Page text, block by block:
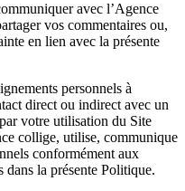
avec l’Agence
vos commentaires ou,
en lien avec la présente
personnels à
direct ou indirect avec un
votre utilisation du Site
collige, utilise, communique
conformément aux
dans la présente Politique.